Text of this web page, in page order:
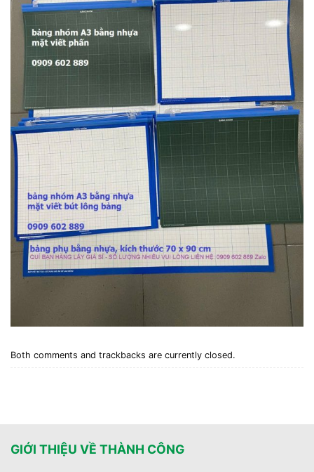
Both comments and trackbacks are currently closed.
GIỚI THIỆU VỀ THÀNH CÔNG